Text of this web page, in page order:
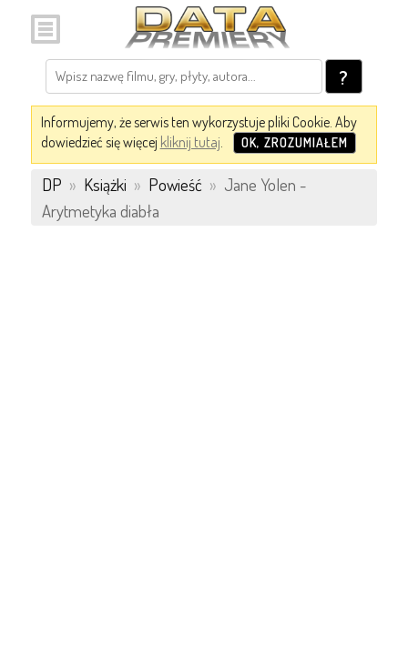
?
Informujemy, że serwis ten wykorzystuje pliki Cookie. Aby
dowiedzieć się więcej kliknij tutaj. OK, ZROZUMIAŁEM
DP » Książki » Powieść » Jane Yolen -
Arytmetyka diabła